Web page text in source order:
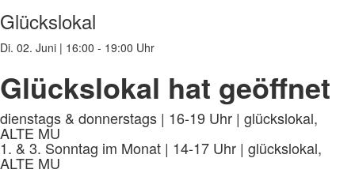
Glückslokal
Di. 02. Juni | 16:00 - 19:00 Uhr
Glückslokal hat geöffnet
dienstags & donnerstags | 16-19 Uhr | glückslokal,
ALTE MU
1. & 3. Sonntag im Monat | 14-17 Uhr | glückslokal,
ALTE MU